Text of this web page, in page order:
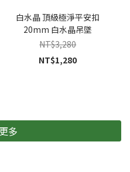
白水晶 頂級極淨平安扣
20mm 白水晶吊墜
NT$3,280
NT$1,280
多